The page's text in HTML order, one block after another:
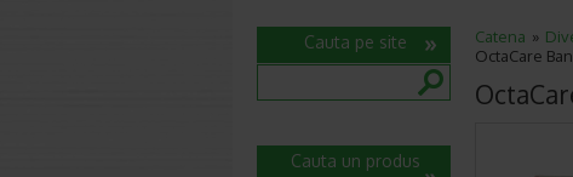
Catena
OctaCare
Cauta pe site
Cauta un produs